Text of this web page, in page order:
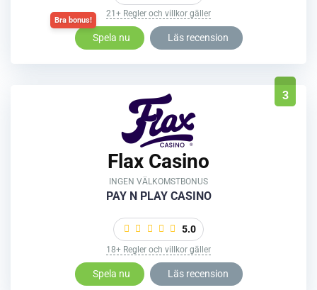
21+ Regler och villkor gäller
Spela nu Läs recension
3
Flax Casino
INGEN VÄLKOMSTBONUS
PAY N PLAY CASINO
5.0
18+ Regler och villkor gäller
Spela nu Läs recension